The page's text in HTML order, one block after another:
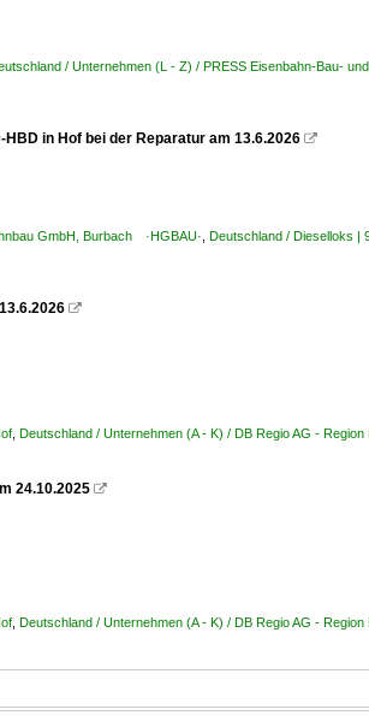
/ Unternehmen (L - Z) / PRESS Eisenbahn-Bau-
in Hof bei der Reparatur am 13.6.2026 
GmbH, Burbach ·HGBAU· Deutschland / Dieselloks |

Deutschland / Unternehmen (A - K) / DB Regio AG - Region
24.10.2025 
Deutschland / Unternehmen (A - K) / DB Regio AG - Region